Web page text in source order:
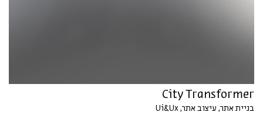
City Transformer
בניית אתר, עיצוב אתר, Ui&Ux